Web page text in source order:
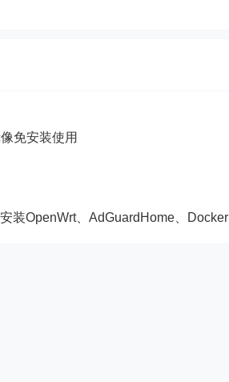
免安装使用
装OpenWrt、AdGuardHome、Docker